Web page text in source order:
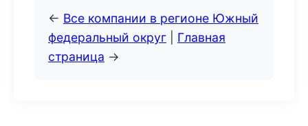
← Все компании в регионе Южный
федеральный округ
Главная
страница →